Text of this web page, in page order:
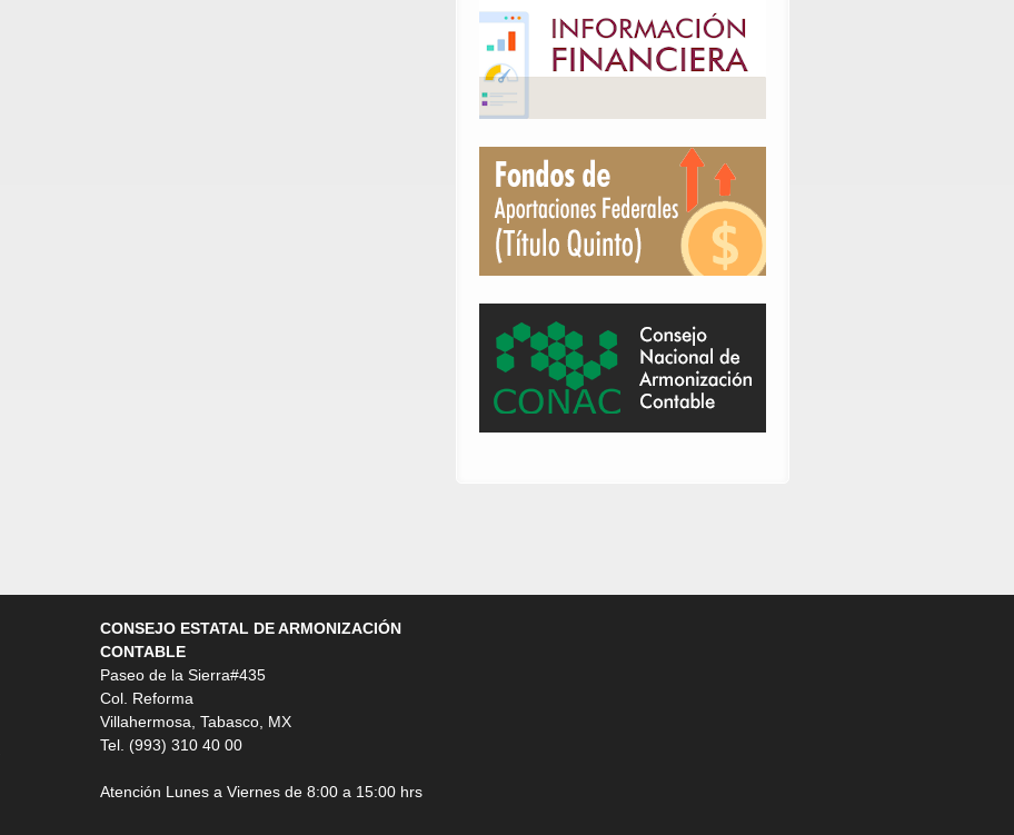
CONSEJO ESTATAL DE ARMONIZACIÓN
CONTABLE
Paseo de la Sierra#435
Col. Reforma
Villahermosa, Tabasco, MX
Tel. (993) 310 40 00
Atención Lunes a Viernes de 8:00 a 15:00 hrs